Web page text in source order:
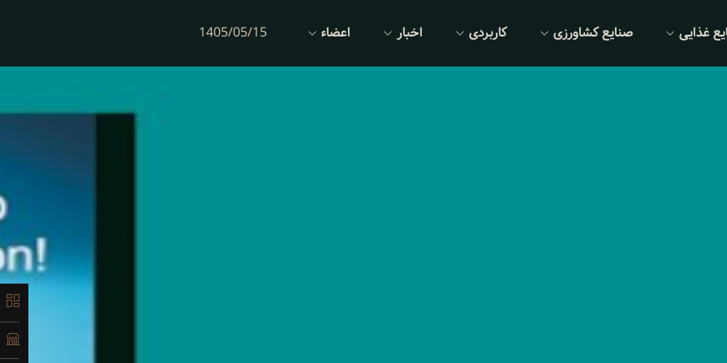
غذایی صنایع کشاورزی کاربردی اخبار اعضاء 1405/05/15